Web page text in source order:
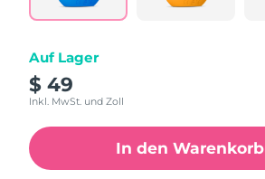
Auf Lager
$ 49
Inkl. MwSt. und Zoll
In den Warenkorb